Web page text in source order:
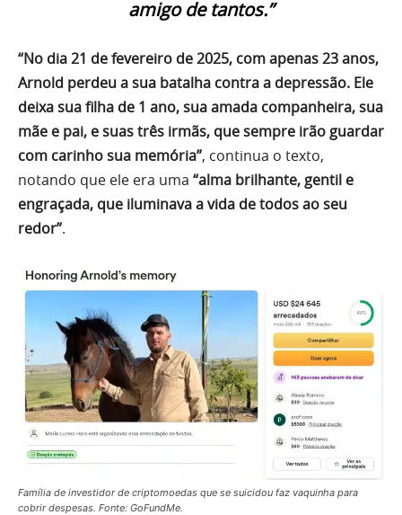
amigo de tantos.”
“No dia 21 de fevereiro de 2025, com apenas 23 anos,
Arnold perdeu a sua batalha contra a depressão. Ele
deixa sua filha de 1 ano, sua amada companheira, sua
mãe e pai, e suas três irmãs, que sempre irão guardar
com carinho sua memória”, continua o texto,
notando que ele era uma “alma brilhante, gentil e
engraçada, que iluminava a vida de todos ao seu
redor”.
Família de investidor de criptomoedas que se suicidou faz vaquinha para
cobrir despesas. Fonte: GoFundMe.